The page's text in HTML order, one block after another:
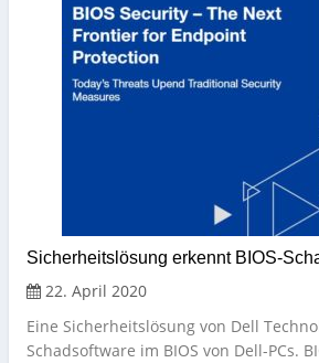
Sicherheitslösung erkennt BIOS-
22. April 2020
Eine Sicherheitslösung von Dell
Schadsoftware im BIOS von Dell-PCs.